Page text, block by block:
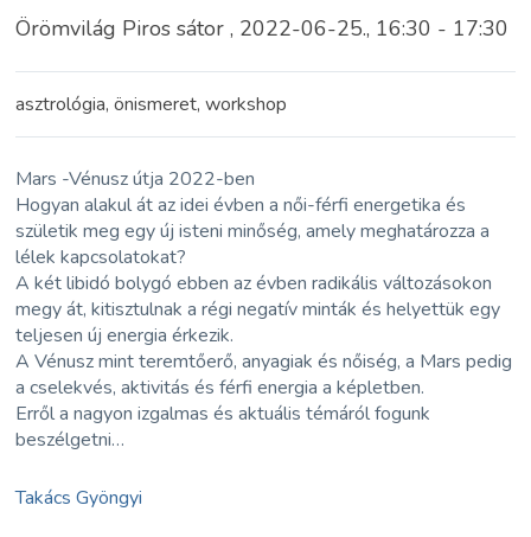
Örömvilág Piros sátor , 2022-06-25., 16:30 - 17:30
asztrológia, önismeret, workshop
Mars -Vénusz útja 2022-ben
Hogyan alakul át az idei évben a női-férfi energetika és
születik meg egy új isteni minőség, amely meghatározza a
lélek kapcsolatokat?
A két libidó bolygó ebben az évben radikális változásokon
megy át, kitisztulnak a régi negatív minták és helyettük egy
teljesen új energia érkezik.
A Vénusz mint teremtőerő, anyagiak és nőiség, a Mars pedig
a cselekvés, aktivitás és férfi energia a képletben.
Erről a nagyon izgalmas és aktuális témáról fogunk
beszélgetni…
Takács Gyöngyi